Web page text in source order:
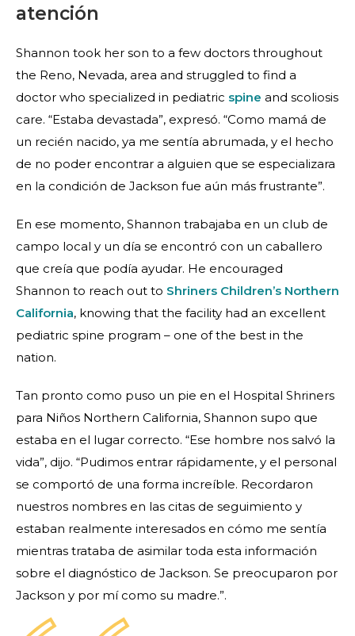
atención
Shannon took her son to a few doctors throughout
the Reno, Nevada, area and struggled to find a
doctor who specialized in pediatric spine and scoliosis
care. “Estaba devastada”, expresó. “Como mamá de
un recién nacido, ya me sentía abrumada, y el hecho
de no poder encontrar a alguien que se especializara
en la condición de Jackson fue aún más frustrante”.
En ese momento, Shannon trabajaba en un club de
campo local y un día se encontró con un caballero
que creía que podía ayudar. He encouraged
Shannon to reach out to Shriners Children’s Northern
California, knowing that the facility had an excellent
pediatric spine program – one of the best in the
nation.
Tan pronto como puso un pie en el Hospital Shriners
para Niños Northern California, Shannon supo que
estaba en el lugar correcto. “Ese hombre nos salvó la
vida”, dijo. “Pudimos entrar rápidamente, y el personal
se comportó de una forma increíble. Recordaron
nuestros nombres en las citas de seguimiento y
estaban realmente interesados en cómo me sentía
mientras trataba de asimilar toda esta información
sobre el diagnóstico de Jackson. Se preocuparon por
Jackson y por mí como su madre.”.